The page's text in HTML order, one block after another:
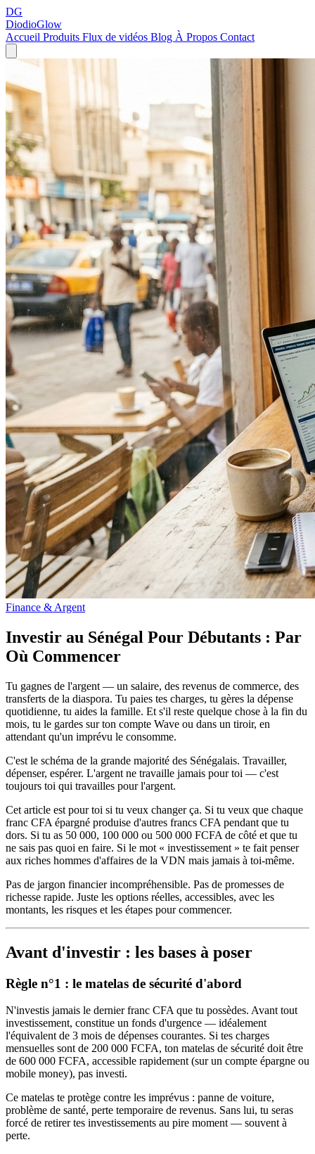
DG
DiodioGlow
Accueil Produits Flux de vidéos Blog À Propos Contact
Finance & Argent
Investir au Sénégal Pour Débutants : Par
Où Commencer
Tu gagnes de l'argent — un salaire, des revenus de commerce, des
transferts de la diaspora. Tu paies tes charges, tu gères la dépense
quotidienne, tu aides la famille. Et s'il reste quelque chose à la fin du
mois, tu le gardes sur ton compte Wave ou dans un tiroir, en
attendant qu'un imprévu le consomme.
C'est le schéma de la grande majorité des Sénégalais. Travailler,
dépenser, espérer. L'argent ne travaille jamais pour toi — c'est
toujours toi qui travailles pour l'argent.
Cet article est pour toi si tu veux changer ça. Si tu veux que chaque
franc CFA épargné produise d'autres francs CFA pendant que tu
dors. Si tu as 50 000, 100 000 ou 500 000 FCFA de côté et que tu
ne sais pas quoi en faire. Si le mot « investissement » te fait penser
aux riches hommes d'affaires de la VDN mais jamais à toi-même.
Pas de jargon financier incompréhensible. Pas de promesses de
richesse rapide. Juste les options réelles, accessibles, avec les
montants, les risques et les étapes pour commencer.
Avant d'investir : les bases à poser
Règle n°1 : le matelas de sécurité d'abord
N'investis jamais le dernier franc CFA que tu possèdes. Avant tout
investissement, constitue un fonds d'urgence — idéalement
l'équivalent de 3 mois de dépenses courantes. Si tes charges
mensuelles sont de 200 000 FCFA, ton matelas de sécurité doit être
de 600 000 FCFA, accessible rapidement (sur un compte épargne ou
mobile money), pas investi.
Ce matelas te protège contre les imprévus : panne de voiture,
problème de santé, perte temporaire de revenus. Sans lui, tu seras
forcé de retirer tes investissements au pire moment — souvent à
perte.